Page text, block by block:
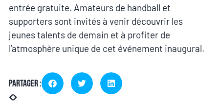
entrée gratuite. Amateurs de handball et
supporters sont invités à venir découvrir les
jeunes talents de demain et à profiter de
l’atmosphère unique de cet événement inaugural.
Partager :